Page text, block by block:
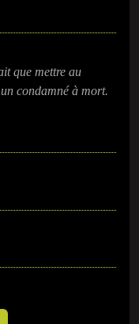
que mettre au
condamné à mort.